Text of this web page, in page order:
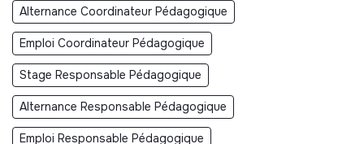
Alternance Coordinateur Pédagogique
Emploi Coordinateur Pédagogique
Stage Responsable Pédagogique
Alternance Responsable Pédagogique
Emploi Responsable Pédagogique